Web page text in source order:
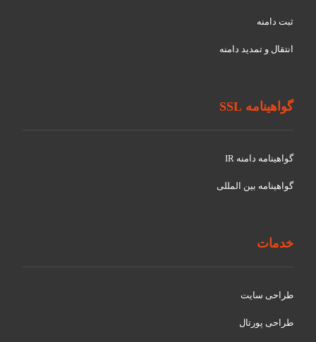
ثبت دامنه
انتقال و تمدید دامنه
گواهینامه SSL
گواهينامه دامنه IR
گواهينامه بین المللی
خدمات
طراحی سایت
طراحی پورتال